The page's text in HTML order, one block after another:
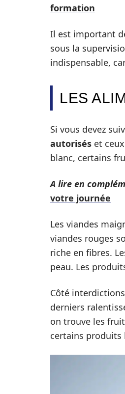
formation
Il est important
sous la
indispensable,
LES
Si vous devez
autorisés et
blanc, certains
A lire en
votre journée
Les viandes
viandes rouges
riche en fibres.
peau. Les
Côté
derniers
on trouve les
certains produits